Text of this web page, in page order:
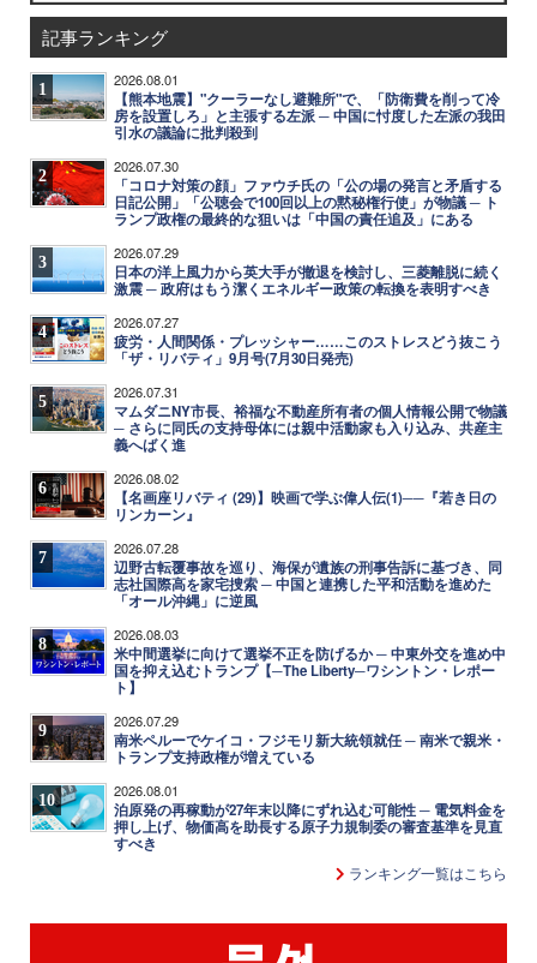
記事ランキング
1 2026.08.01
【熊本地震】"クーラーなし避難所"で、「防衛費を削って冷
房を設置しろ」と主張する左派 ─ 中国に忖度した左派の我田
引水の議論に批判殺到
2 2026.07.30
「コロナ対策の顔」ファウチ氏の「公の場の発言と矛盾する
日記公開」「公聴会で100回以上の黙秘権行使」が物議 ─ ト
ランプ政権の最終的な狙いは「中国の責任追及」にある
3 2026.07.29
日本の洋上風力から英大手が撤退を検討し、三菱離脱に続く
激震 ─ 政府はもう潔くエネルギー政策の転換を表明すべき
4 2026.07.27
疲労・人間関係・プレッシャー……このストレスどう抜こう
「ザ・リバティ」9月号(7月30日発売)
5 2026.07.31
マムダニNY市長、裕福な不動産所有者の個人情報公開で物議
─ さらに同氏の支持母体には親中活動家も入り込み、共産主
義へばく進
6 2026.08.02
【名画座リバティ (29)】映画で学ぶ偉人伝(1)──『若き日の
リンカーン』
7 2026.07.28
辺野古転覆事故を巡り、海保が遺族の刑事告訴に基づき、同
志社国際高を家宅捜索 ─ 中国と連携した平和活動を進めた
「オール沖縄」に逆風
8 2026.08.03
米中間選挙に向けて選挙不正を防げるか ─ 中東外交を進め中
国を抑え込むトランプ【─The Liberty─ワシントン・レポー
ト】
9 2026.07.29
南米ペルーでケイコ・フジモリ新大統領就任 ─ 南米で親米・
トランプ支持政権が増えている
10 2026.08.01
泊原発の再稼動が27年末以降にずれ込む可能性 ─ 電気料金を
押し上げ、物価高を助長する原子力規制委の審査基準を見直
すべき
ランキング一覧はこちら